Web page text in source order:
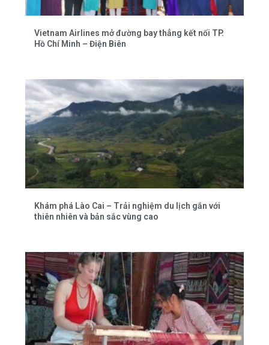
Vietnam Airlines mở đường bay thẳng kết nối TP.
Hồ Chí Minh – Điện Biên
Khám phá Lào Cai – Trải nghiệm du lịch gắn với
thiên nhiên và bản sắc vùng cao